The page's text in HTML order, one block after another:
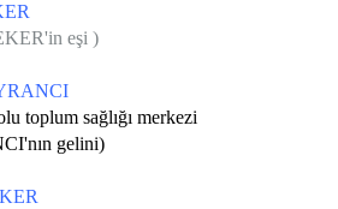
eşi )
toplum sağlığı merkezi
gelini)